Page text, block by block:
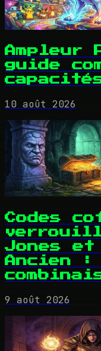
Ampleur
guide
10 août 2026
Codes
Jones
Ancien
9 août 2026